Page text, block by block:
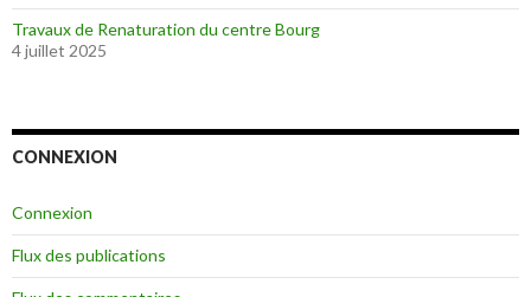
Travaux de Renaturation du centre Bourg
4 juillet 2025
CONNEXION
Connexion
Flux des publications